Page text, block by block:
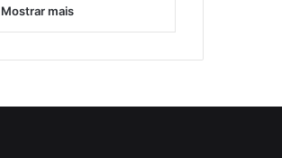
Mostrar mais